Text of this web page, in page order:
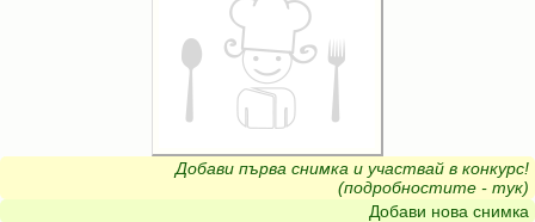
Добави първа снимка и участвай в конкурс!
(подробностите - тук)
Добави нова снимка